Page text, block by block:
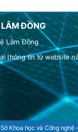
ĐỒNG
Lâm Đồng
thông tin từ website
Khoa học và Công